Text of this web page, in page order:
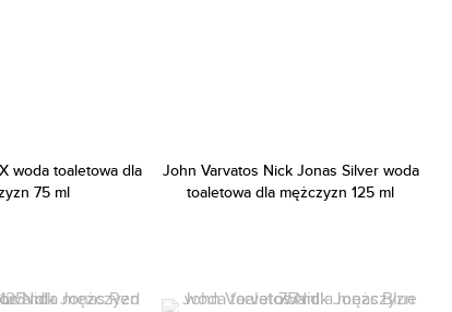
woda toaletowa dla
75 ml
John Varvatos Nick Jonas Silver woda
toaletowa dla mężczyzn 125 ml